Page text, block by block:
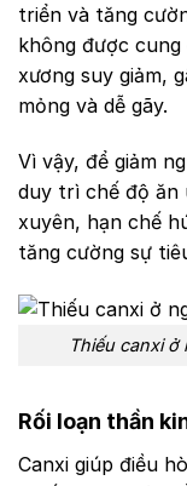
triển và tăng
không được
xương suy giảm,
mỏng và dễ gãy.
Vì vậy, để giảm
duy trì chế độ ăn
xuyên, hạn chế
tăng cường sự
Thiếu canxi
Rối loạn thần
Canxi giúp điều